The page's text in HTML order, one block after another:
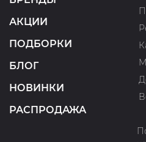
АКЦИИ
ПОДБОРКИ
БЛОГ
НОВИНКИ
РАСПРОДАЖА